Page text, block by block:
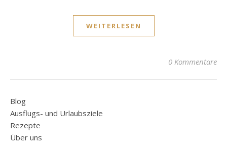
WEITERLESEN
0 Kommentare
Blog
Ausflugs- und Urlaubsziele
Rezepte
Über uns